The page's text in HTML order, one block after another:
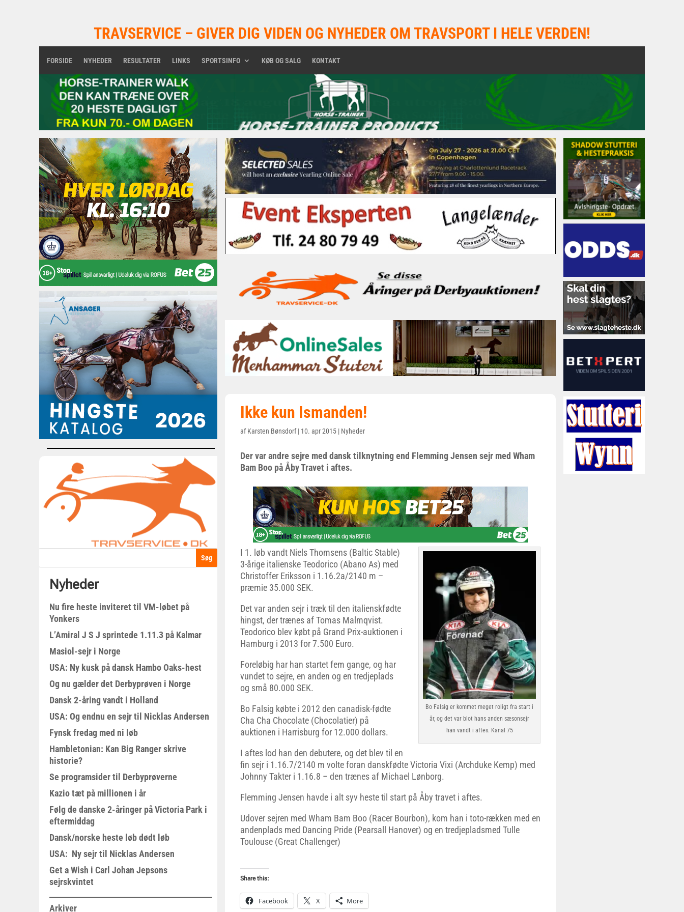
TRAVSERVICE – GIVER DIG VIDEN OG NYHEDER OM TRAVSPORT I HELE VERDEN!
FORSIDE NYHEDER RESULTATER LINKS SPORTSINFO KØB OG SALG KONTAKT
Nyheder
Nu fire heste inviteret til VM-løbet på
Yonkers
L’Amiral J S J sprintede 1.11.3 på Kalmar
Masiol-sejr i Norge
USA: Ny kusk på dansk Hambo Oaks-hest
Og nu gælder det Derbyprøven i Norge
Dansk 2-åring vandt i Holland
USA: Og endnu en sejr til Nicklas Andersen
Fynsk fredag med ni løb
Hambletonian: Kan Big Ranger skrive
historie?
Se programsider til Derbyprøverne
Kazio tæt på millionen i år
Følg de danske 2-åringer på Victoria Park i
eftermiddag
Dansk/norske heste løb dødt løb
USA: Ny sejr til Nicklas Andersen
Get a Wish i Carl Johan Jepsons
sejrskvintet
Arkiver
Ikke kun Ismanden!
afKarsten Bønsdorf| 10. apr 2015 | Nyheder
Der var andre sejre med dansk tilknytning end Flemming Jensen sejr med Wham
Bam Boo på Åby Travet i aftes.
Bo Falsig er kommet meget roligt fra start i
år, og det var blot hans anden sæsonsejr
han vandt i aftes. Kanal 75
I 1. løb vandt Niels Thomsens (Baltic Stable)
3-årige italienske Teodorico (Abano As) med
Christoffer Eriksson i 1.16.2a/2140 m –
præmie 35.000 SEK.
Det var anden sejr i træk til den italienskfødte
hingst, der trænes af Tomas Malmqvist.
Teodorico blev købt på Grand Prix-auktionen i
Hamburg i 2013 for 7.500 Euro.
Foreløbig har han startet fem gange, og har
vundet to sejre, en anden og en tredjeplads
og små 80.000 SEK.
Bo Falsig købte i 2012 den canadisk-fødte
Cha Cha Chocolate (Chocolatier) på
auktionen i Harrisburg for 12.000 dollars.
I aftes lod han den debutere, og det blev til en
fin sejr i 1.16.7/2140 m volte foran danskfødte Victoria Vixi (Archduke Kemp) med
Johnny Takter i 1.16.8 – den trænes af Michael Lønborg.
Flemming Jensen havde i alt syv heste til start på Åby travet i aftes.
Udover sejren med Wham Bam Boo (Racer Bourbon), kom han i toto-rækken med en
andenplads med Dancing Pride (Pearsall Hanover) og en tredjepladsmed Tulle
Toulouse (Great Challenger)
Share this:
Facebook X More